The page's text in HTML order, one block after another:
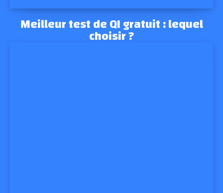
Meilleur test de QI gratuit : lequel
choisir ?